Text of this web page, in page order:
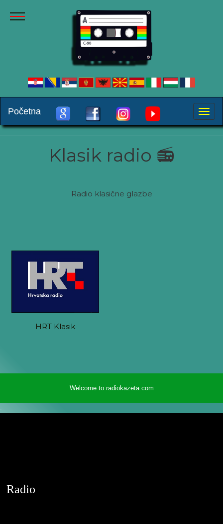
Toggle
Početna
Klasik radio 📻
Radio klasične glazbe
HRT Klasik
Welcome to radiokazeta.com
Radio